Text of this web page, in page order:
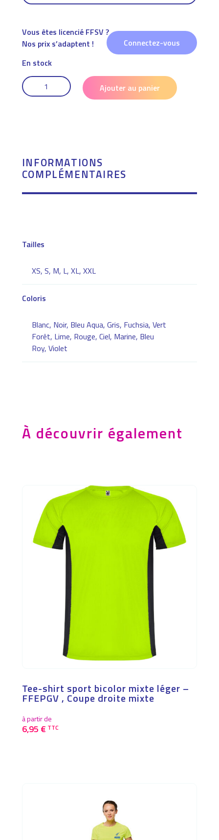
Vous êtes licencié FFSV ?
Nos prix s’adaptent !
Connectez-vous
En stock
QUANTITÉ
DE
TEE-
–
FFEPGV
,
DROITE
Ajouter au panier
INFORMATIONS
COMPLÉMENTAIRES
Tailles
XS, S, M, L, XL, XXL
Coloris
Blanc, Noir, Bleu Aqua, Gris, Fuchsia, Vert
Forêt, Lime, Rouge, Ciel, Marine, Bleu
Roy, Violet
À découvrir également
Tee-shirt sport bicolor mixte léger –
FFEPGV , Coupe droite mixte
à partir de
6,95 € TTC